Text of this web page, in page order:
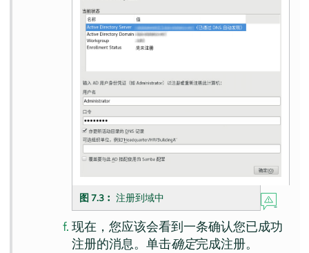
图 7.3︰注册到域中
现在，您应该会看到一条确认您已成功
注册的消息。单击确定完成注册。